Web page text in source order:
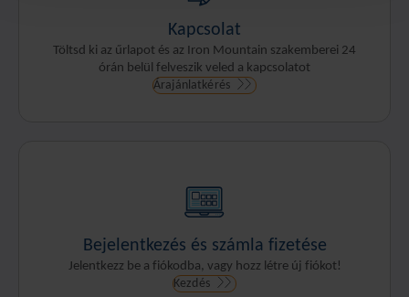
Kapcsolat
Töltsd ki az űrlapot és az Iron Mountain szakemberei 24
órán belül felveszik veled a kapcsolatot
Árajánlatkérés
Bejelentkezés és számla fizetése
Jelentkezz be a fiókodba, vagy hozz létre új fiókot!
Kezdés